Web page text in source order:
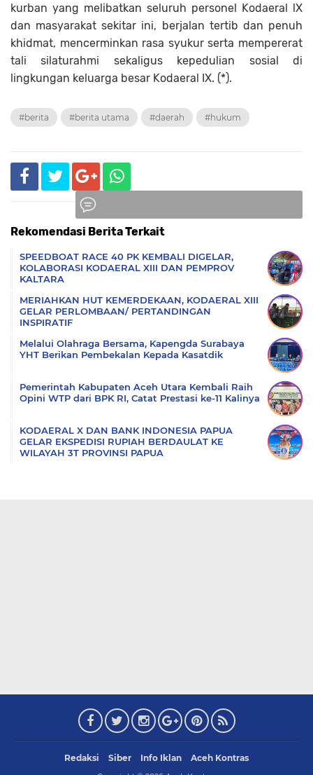
kurban yang melibatkan seluruh personel Kodaeral lX
dan masyarakat sekitar ini, berjalan tertib dan penuh
khidmat, mencerminkan rasa syukur serta mempererat
tali silaturahmi sekaligus kepedulian sosial di
lingkungan keluarga besar Kodaeral IX. (*).
#berita #berita utama #daerah #hukum
Rekomendasi Berita Terkait
SPEEDBOAT RACE 40 PK KEMBALI DIGELAR,
KOLABORASI KODAERAL XIII DAN PEMPROV
KALTARA
MERIAHKAN HUT KEMERDEKAAN, KODAERAL XIII
GELAR PERLOMBAAN/ PERTANDINGAN
INSPIRATIF
Melalui Olahraga Bersama, Kapengda Surabaya
YHT Berikan Pembekalan Kepada Kasatdik
Pemerintah Kabupaten Aceh Utara Kembali Raih
Opini WTP dari BPK RI, Catat Prestasi ke-11 Kalinya
KODAERAL X DAN BANK INDONESIA PAPUA
GELAR EKSPEDISI RUPIAH BERDAULAT KE
WILAYAH 3T PROVINSI PAPUA
Redaksi Siber Info Iklan Aceh Kontras